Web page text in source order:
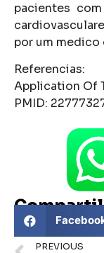
pacientes
por um
Application Of
PMID:
PREVIOUS